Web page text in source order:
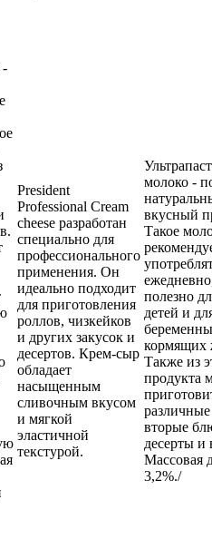
-
President
Professional Cream
cheese разработан
специально для
профессионального
применения. Он
идеально подходит
для приготовления
роллов, чизкейков
и других закусок и
десертов. Крем-сыр
обладает
насыщенным
сливочным вкусом
и мягкой
эластичной
текстурой.
молоко -
вкусный
Такое
полезно
детей и
Также из
продукта
вторые
десерты и
Массовая
3,2%./